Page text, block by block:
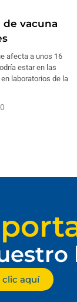
de vacuna
afecta a unos 16
estar en las
laboratorios de la
clic aquí